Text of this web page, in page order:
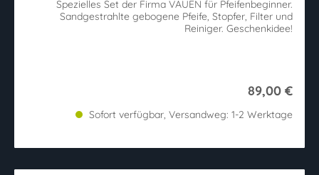
Spezielles Set der Firma VAUEN für Pfeifenbeginner.
Sandgestrahlte gebogene Pfeife, Stopfer, Filter und
Reiniger. Geschenkidee!
89,00 €
Sofort verfügbar, Versandweg: 1-2 Werktage